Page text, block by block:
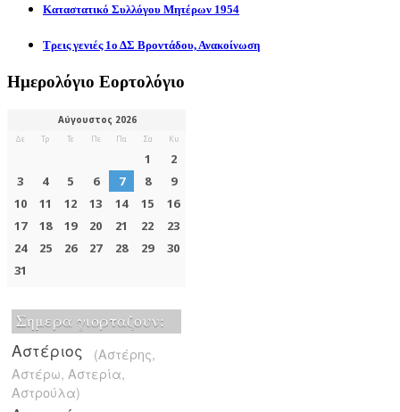
Καταστατικό Συλλόγου Μητέρων 1954
Τρεις γενιές 1ο ΔΣ Βροντάδου, Ανακοίνωση
Ημερολόγιο Εορτολόγιο